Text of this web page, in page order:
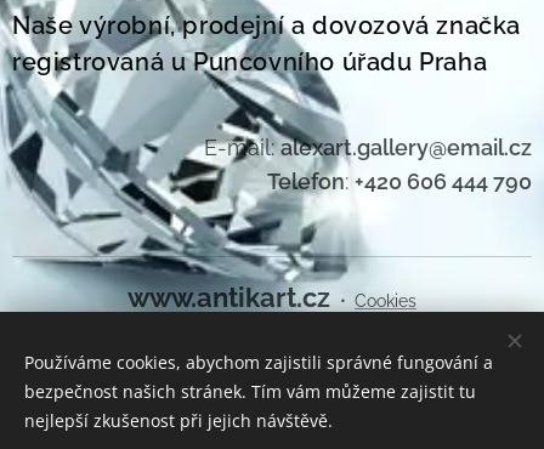
Naše výrobní, prodejní a dovozová značka
registrovaná u Puncovního úřadu Praha
E-mail:alexart.gallery@email.cz
Telefon: +420 606 444 790
www.antikart.cz Cookies
Jazyky
Čeština
English
Používáme cookies, abychom zajistili správné fungování a
bezpečnost našich stránek. Tím vám můžeme zajistit tu
nejlepší zkušenost při jejich návštěvě.